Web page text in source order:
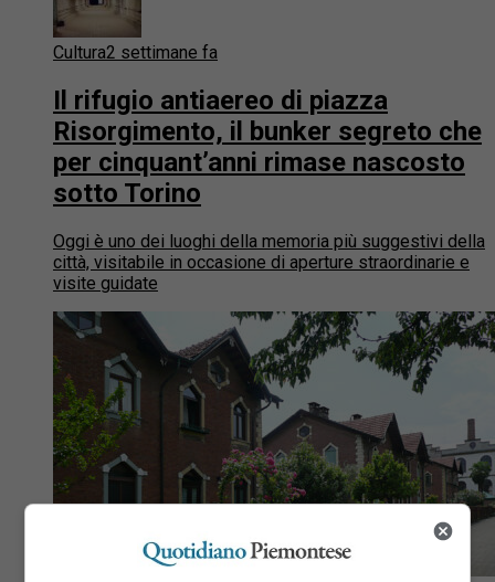
Cultura2 settimane fa
Il rifugio antiaereo di piazza
Risorgimento, il bunker segreto che
per cinquant’anni rimase nascosto
sotto Torino
Oggi è uno dei luoghi della memoria più suggestivi della
città, visitabile in occasione di aperture straordinarie e
visite guidate